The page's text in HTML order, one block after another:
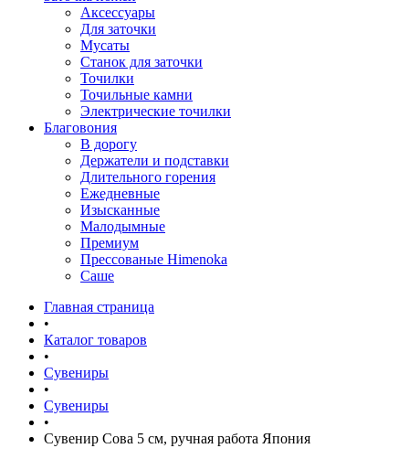
Аксессуары
Для заточки
Мусаты
Станок для заточки
Точилки
Точильные камни
Электрические точилки
Благовония
В дорогу
Держатели и подставки
Длительного горения
Ежедневные
Изысканные
Малодымные
Премиум
Прессованые Himenoka
Саше
Главная страница
•
Каталог товаров
•
Сувениры
•
Сувениры
•
Сувенир Сова 5 см, ручная работа Япония